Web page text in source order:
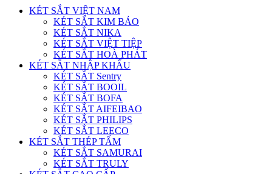
KÉT SẮT VIỆT NAM
KÉT SẮT KIM BẢO
KÉT SẮT NIKA
KÉT SẮT VIỆT TIỆP
KÉT SẮT HOÀ PHÁT
KÉT SẮT NHẬP KHẨU
KÉT SẮT Sentry
KÉT SẮT BOOIL
KÉT SẮT BOFA
KÉT SẮT AIFEIBAO
KÉT SẮT PHILIPS
KÉT SẮT LEECO
KÉT SẮT THÉP TẤM
KÉT SẮT SAMURAI
KÉT SẮT TRULY